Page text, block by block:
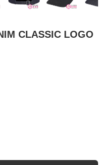
CLASSIC LOGO